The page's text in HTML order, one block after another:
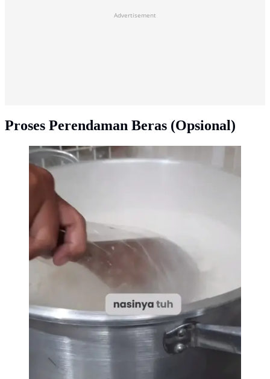
Advertisement
Proses Perendaman Beras (Opsional)